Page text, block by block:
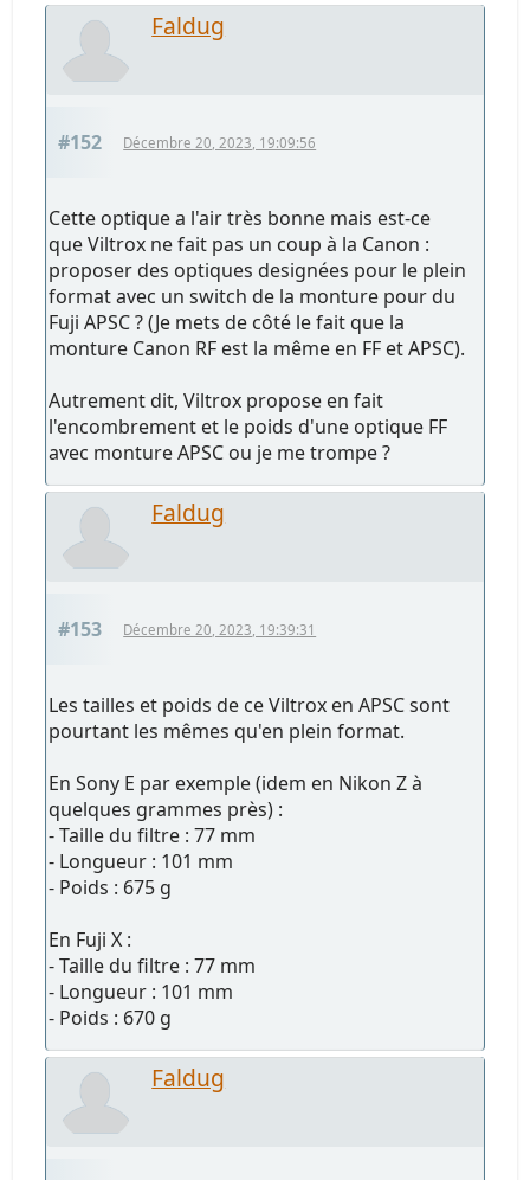
Faldug
#152 Décembre 20, 2023, 19:09:56
Cette optique a l'air très bonne mais est-ce
que Viltrox ne fait pas un coup à la Canon :
proposer des optiques designées pour le plein
format avec un switch de la monture pour du
Fuji APSC ? (Je mets de côté le fait que la
monture Canon RF est la même en FF et APSC).
Autrement dit, Viltrox propose en fait
l'encombrement et le poids d'une optique FF
avec monture APSC ou je me trompe ?
Faldug
#153 Décembre 20, 2023, 19:39:31
Les tailles et poids de ce Viltrox en APSC sont
pourtant les mêmes qu'en plein format.
En Sony E par exemple (idem en Nikon Z à
quelques grammes près) :
- Taille du filtre : 77 mm
- Longueur : 101 mm
- Poids : 675 g
En Fuji X :
- Taille du filtre : 77 mm
- Longueur : 101 mm
- Poids : 670 g
Faldug